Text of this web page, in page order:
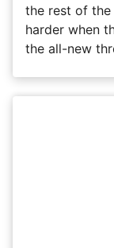
the rest of
harder when
the all-new